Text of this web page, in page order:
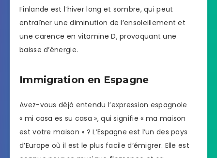
Finlande est l’hiver long et sombre, qui peut
entraîner une diminution de l’ensoleillement et
une carence en vitamine D, provoquant une
baisse d’énergie.
Immigration en Espagne
Avez-vous déjà entendu l’expression espagnole
« mi casa es su casa », qui signifie « ma maison
est votre maison » ? L’Espagne est l’un des pays
d’Europe où il est le plus facile d’émigrer. Elle est